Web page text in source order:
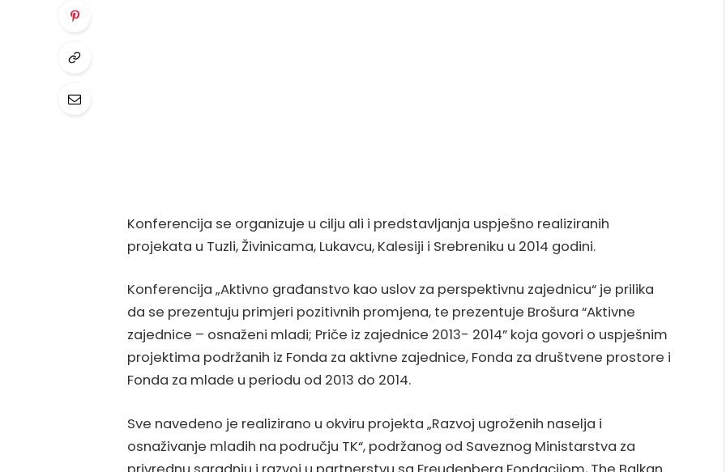
Konferencija se organizuje u cilju ali i predstavljanja uspješno realiziranih
projekata u Tuzli, Živinicama, Lukavcu, Kalesiji i Srebreniku u 2014 godini.
Konferencija „Aktivno građanstvo kao uslov za perspektivnu zajednicu“ je prilika
da se prezentuju primjeri pozitivnih promjena, te prezentuje Brošura “Aktivne
zajednice – osnaženi mladi; Priče iz zajednice 2013- 2014” koja govori o uspješnim
projektima podržanih iz Fonda za aktivne zajednice, Fonda za društvene prostore i
Fonda za mlade u periodu od 2013 do 2014.
Sve navedeno je realizirano u okviru projekta „Razvoj ugroženih naselja i
osnaživanje mladih na području TK“, podržanog od Saveznog Ministarstva za